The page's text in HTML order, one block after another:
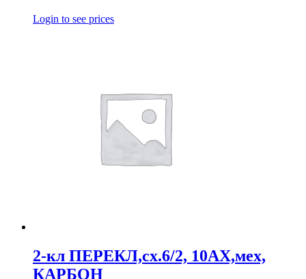
Login to see prices
2-кл ПЕРЕКЛ,сх.6/2, 10АХ,мех,
КАРБОН